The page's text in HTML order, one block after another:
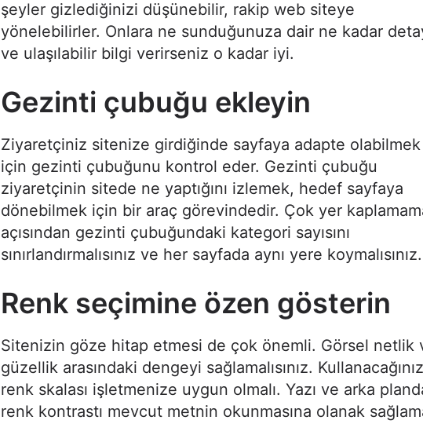
şeyler gizlediğinizi düşünebilir, rakip web siteye
yönelebilirler. Onlara ne sunduğunuza dair ne kadar
ve ulaşılabilir bilgi verirseniz o kadar iyi.
Gezinti çubuğu ekleyin
Ziyaretçiniz sitenize girdiğinde sayfaya adapte olabilmek
için gezinti çubuğunu kontrol eder. Gezinti çubuğu
ziyaretçinin sitede ne yaptığını izlemek, hedef sayfaya
dönebilmek için bir araç görevindedir. Çok yer
açısından gezinti çubuğundaki kategori sayısını
sınırlandırmalısınız ve her sayfada aynı yere koymalısınız.
Renk seçimine özen gösterin
Sitenizin göze hitap etmesi de çok önemli. Görsel netlik
güzellik arasındaki dengeyi sağlamalısınız. Kullanacağınız
renk skalası işletmenize uygun olmalı. Yazı ve arka
renk kontrastı mevcut metnin okunmasına olanak